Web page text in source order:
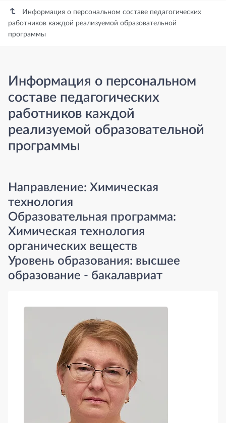
Информация о персональном составе педагогических
работников каждой реализуемой образовательной
программы
Информация о персональном
составе педагогических
работников каждой
реализуемой образовательной
программы
Направление: Химическая
технология
Образовательная программа:
Химическая технология
органических веществ
Уровень образования: высшее
образование - бакалавриат